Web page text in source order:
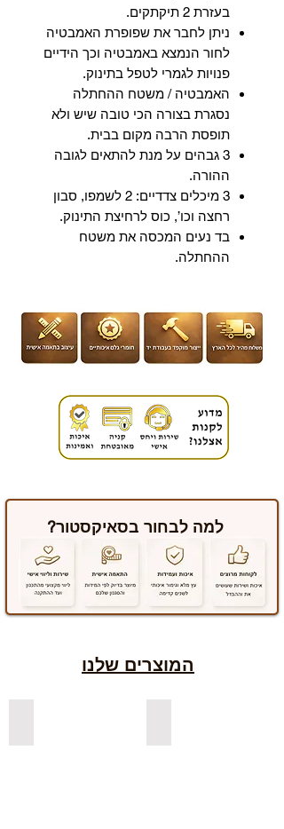
בעזרת 2 תיקתקים.
ניתן לחבר את שפופרת האמבטיה
לחור הנמצא באמבטיה וכך הידיים
פנויות לגמרי לטפל בתינוק.
האמבטיה / משטח ההחתלה
נסגרת בצורה הכי טובה שיש ולא
תופסת הרבה מקום בבית.
3 גבהים על מנת להתאים לגובה
ההורה.
3 מיכלים צדדיים: 2 לשמפו, סבון
רחצה וכו’, כוס לרחיצת התינוק.
בד נעים המכסה את משטח
ההחתלה.
למה לבחור בסאיקסטור?
המוצרים שלנו